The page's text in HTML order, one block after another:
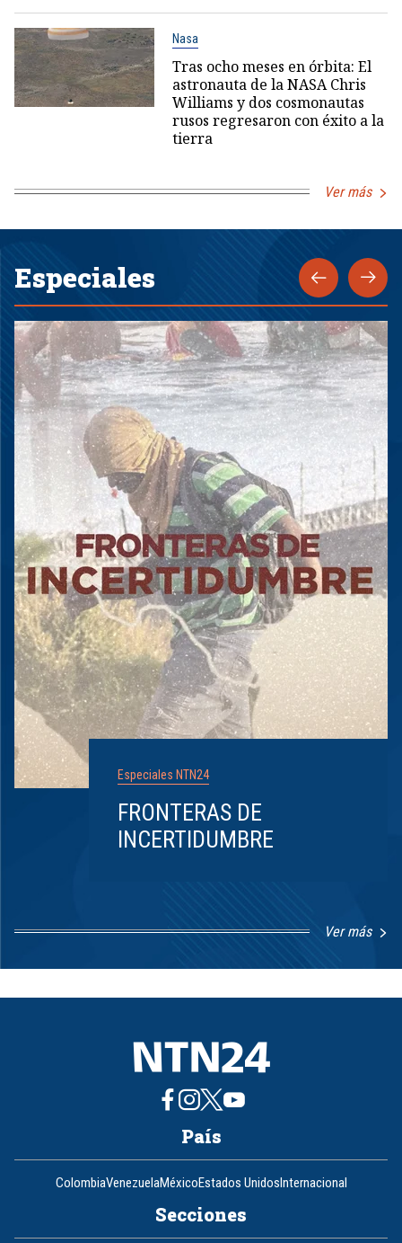
Nasa
Tras ocho meses en órbita: El
astronauta de la NASA Chris
Williams y dos cosmonautas
rusos regresaron con éxito a la
tierra
Ver más
Especiales
Especiales NTN24
FRONTERAS DE
INCERTIDUMBRE
Ver más
8
País
ColombiaVenezuelaMéxicoEstados UnidosInternacional
Secciones